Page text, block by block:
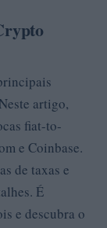
artigo,
fiat-to-
e Coinbase.
de taxas e
É
e descubra o